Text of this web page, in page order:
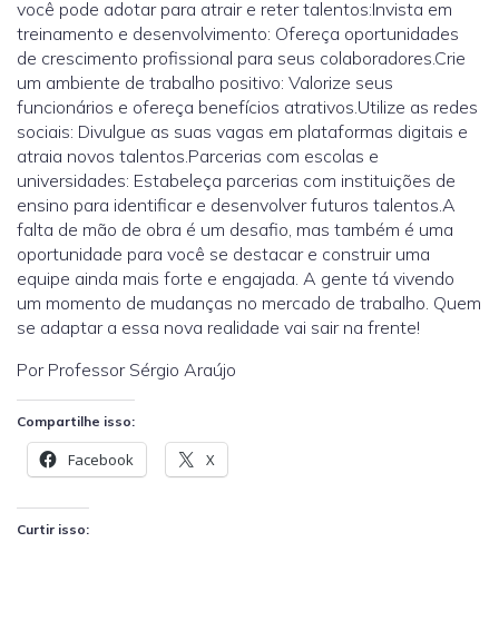
você pode adotar para atrair e reter talentos:Invista em
treinamento e desenvolvimento: Ofereça oportunidades
de crescimento profissional para seus colaboradores.Crie
um ambiente de trabalho positivo: Valorize seus
funcionários e ofereça benefícios atrativos.Utilize as redes
sociais: Divulgue as suas vagas em plataformas digitais e
atraia novos talentos.Parcerias com escolas e
universidades: Estabeleça parcerias com instituições de
ensino para identificar e desenvolver futuros talentos.A
falta de mão de obra é um desafio, mas também é uma
oportunidade para você se destacar e construir uma
equipe ainda mais forte e engajada. A gente tá vivendo
um momento de mudanças no mercado de trabalho. Quem
se adaptar a essa nova realidade vai sair na frente!
Por Professor Sérgio Araújo
Compartilhe isso:
Facebook X
Curtir isso: